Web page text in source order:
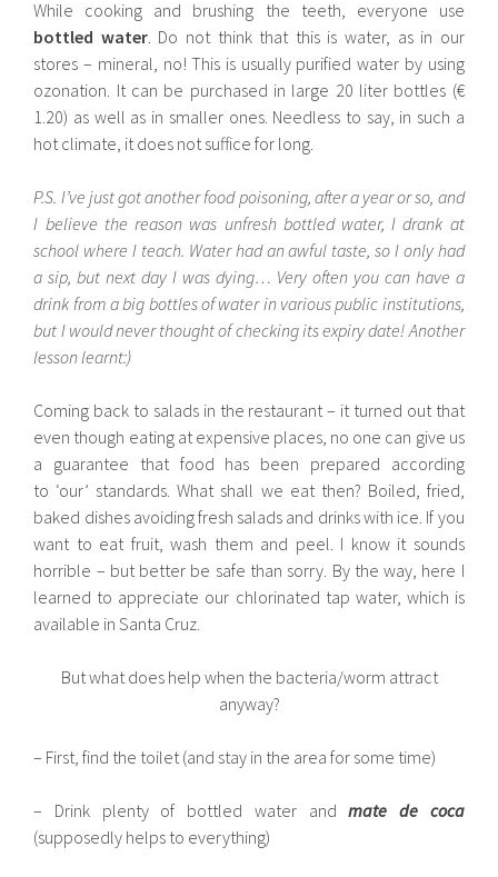
While cooking and brushing the teeth, everyone use
bottled water. Do not think that this is water, as in our
stores – mineral, no! This is usually purified water by using
ozonation. It can be purchased in large 20 liter bottles (€
1.20) as well as in smaller ones. Needless to say, in such a
hot climate, it does not suffice for long.
P.S. I’ve just got another food poisoning, after a year or so, and
I believe the reason was unfresh bottled water, I drank at
school where I teach. Water had an awful taste, so I only had
a sip, but next day I was dying… Very often you can have a
drink from a big bottles of water in various public institutions,
but I would never thought of checking its expiry date! Another
lesson learnt:)
Coming back to salads in the restaurant – it turned out that
even though eating at expensive places, no one can give us
a guarantee that food has been prepared according
to ‘our’ standards. What shall we eat then? Boiled, fried,
baked dishes avoiding fresh salads and drinks with ice. If you
want to eat fruit, wash them and peel. I know it sounds
horrible – but better be safe than sorry. By the way, here I
learned to appreciate our chlorinated tap water, which is
available in Santa Cruz.
But what does help when the bacteria/worm attract
anyway?
– First, find the toilet (and stay in the area for some time)
– Drink plenty of bottled water andmate de coca
(supposedly helps to everything)